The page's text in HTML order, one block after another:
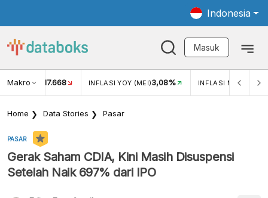
Indonesia
Masuk
Makro
USD/IDR 17.668 INFLASI YOY (MEI)3,08% INFLASI MOM (MEI)
Home Data Stories Pasar
PASAR
Gerak Saham CDIA, Kini Masih Disuspensi
Setelah Naik 697% dari IPO